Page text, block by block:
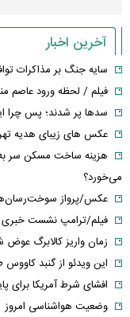
آخرین اخبار
سایه جنگ بر مذاکرات
فیلم / لحظه ورود عاصم
سدها پر شدند؛ پس چرا
عکس های زیبای هدیه
هزینه ساخت مسکن سر
می‌خورد؟
عکس/پرواز
فیلم/ترامپ نشست خبری
زمان واریز کالابرگ عوض
این ویدئو از گنبد
افشای شرط آمریکا برای
وضعیت هواشناسی امروز